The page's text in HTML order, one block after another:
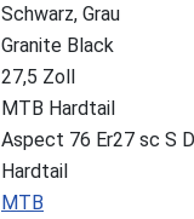
Schwarz, Grau
Granite Black
27,5 Zoll
MTB Hardtail
Aspect 76 Er27 sc S
Hardtail
MTB